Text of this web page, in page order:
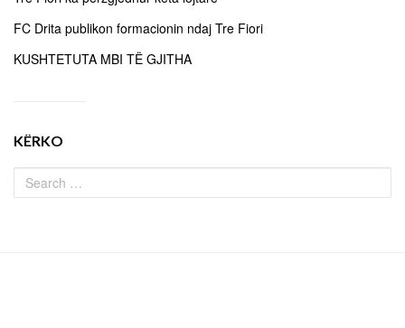
FC Drita publikon formacionin ndaj Tre Fiori
KUSHTETUTA MBI TË GJITHA
KËRKO